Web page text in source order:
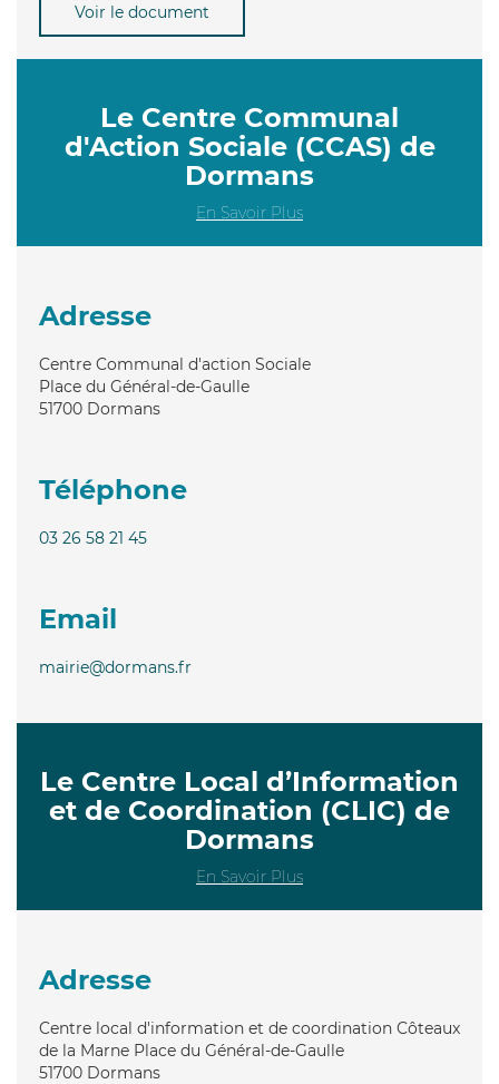
Voir le document
Le Centre Communal
d'Action Sociale (CCAS) de
Dormans
En Savoir Plus
Adresse
Centre Communal d'action Sociale
Place du Général-de-Gaulle
51700 Dormans
Téléphone
03 26 58 21 45
Email
mairie@dormans.fr
Le Centre Local d’Information
et de Coordination (CLIC) de
Dormans
En Savoir Plus
Adresse
Centre local d'information et de coordination Côteaux
de la Marne Place du Général-de-Gaulle
51700 Dormans